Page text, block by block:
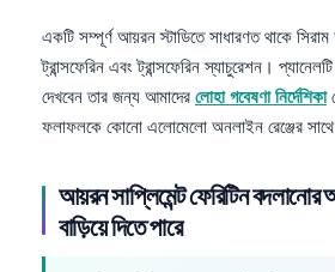
একটি সম্পূর্ণ আয়রন স্টাডিতে সাধারণত থাকে
ট্রান্সফেরিন এবং ট্রান্সফেরিন স্যাচুরেশন।
দেখবেন তার জন্য আমাদের লোহা গবেষণা নির্দেশিকা
ফলাফলকে কোনো এলোমেলো অনলাইন রেঞ্জের
আয়রন সাপ্লিমেন্ট ফেরিটিন
বাড়িয়ে দিতে পারে